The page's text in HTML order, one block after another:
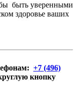
быть уверенными
здоровье ваших
+7 (496)
кнопку